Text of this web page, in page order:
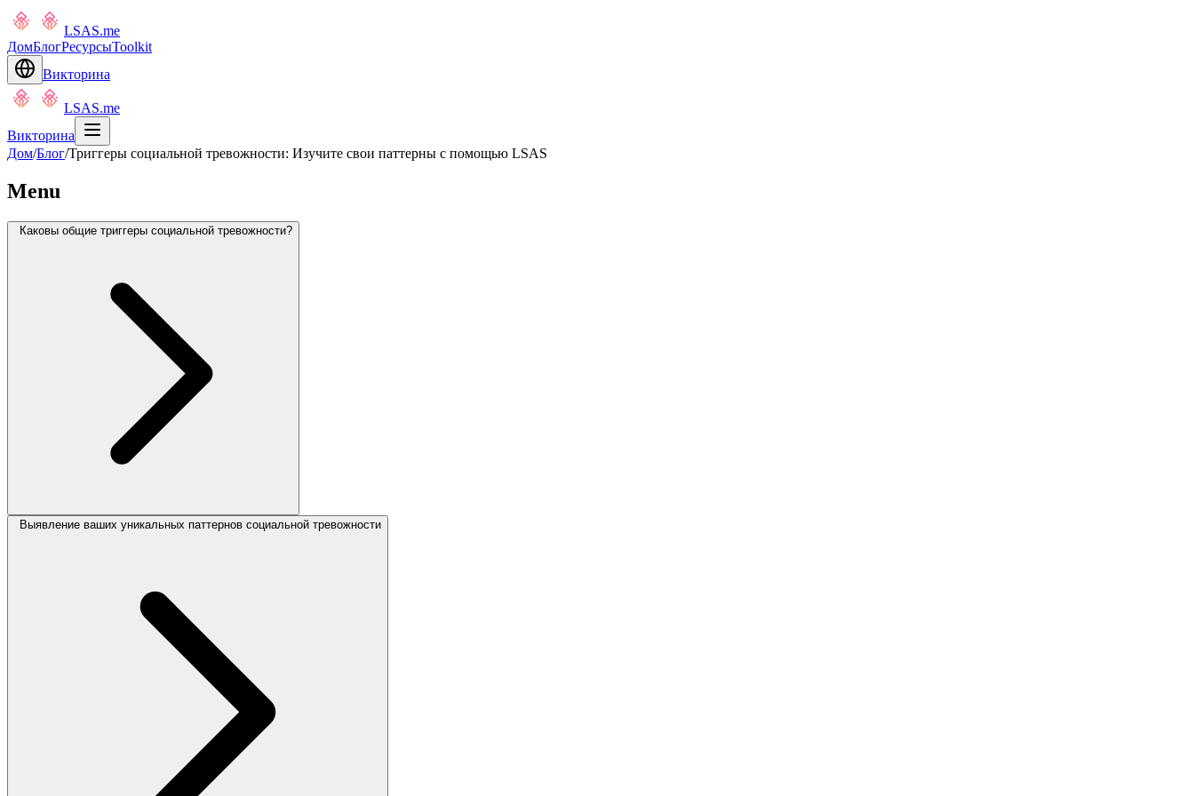
LSAS.me
ДомБлогРесурсыToolkit
Викторина
LSAS.me
Викторина
Дом/Блог/Триггеры социальной тревожности: Изучите свои паттерны с помощью LSAS
Menu
Каковы общие триггеры социальной тревожности?
Выявление ваших уникальных паттернов социальной тревожности